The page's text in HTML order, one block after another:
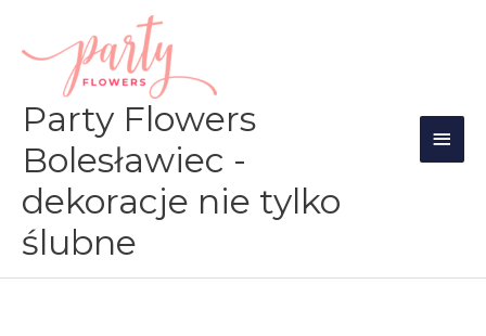
treści
Party Flowers
Bolesławiec -
dekoracje nie tylko
ślubne